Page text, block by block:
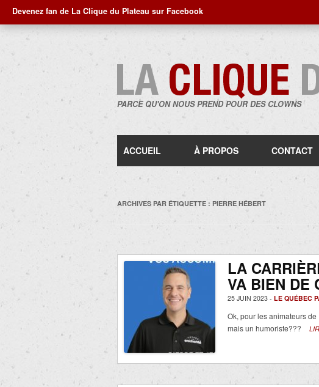
Devenez fan de La Clique du Plateau sur Facebook
PARCE QU'ON NOUS PREND POUR DES CLOWNS
ACCUEIL À PROPOS CONTACT
ARCHIVES PAR ÉTIQUETTE : PIERRE HÉBERT
LA
VA BIEN DE
25 JUIN 2023 - LE QUÉBEC
Ok, pour les animateurs
mais un humoriste???